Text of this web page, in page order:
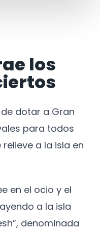
los
dotar a Gran
para todos
a la isla en
en el ocio y el
a la isla
denominada